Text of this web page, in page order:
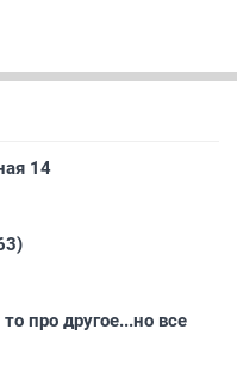
14
про другое...но все